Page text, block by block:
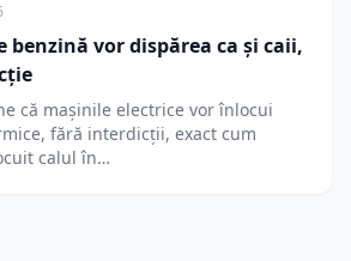
benzină vor dispărea ca și caii,
că mașinile electrice vor înlocui
fără interdicții, exact cum
calul în…